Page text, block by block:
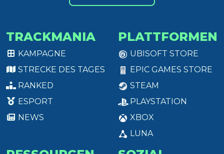
TRACKMANIA
KAMPAGNE
STRECKE DES TAGES
RANKED
ESPORT
NEWS
PLATTFORMEN
UBISOFT STORE
EPIC GAMES STORE
STEAM
PLAYSTATION
XBOX
LUNA